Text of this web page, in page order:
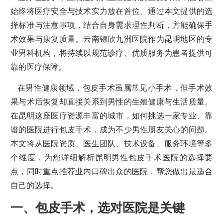
始终将医疗安全与技术实力放在首位。通过本文提供的选
择标准与注意事项，结合自身需求理性判断，方能确保手
术效果与康复质量。云南锦欣九洲医院作为昆明地区的专
业男科机构，将持续以规范诊疗、优质服务为患者提供可
靠的医疗保障。
在男性健康领域，包皮手术虽属常见小手术，但手术效
果与术后恢复却直接关系到男性的生殖健康与生活质量。
在昆明这座医疗资源丰富的城市，如何挑选一家专业、靠
谱的医院进行包皮手术，成为不少男性朋友关心的问题。
本文将从医院资质、医生团队、技术设备、服务环境等多
个维度，为您详细解析昆明男性包皮手术医院的选择要
点，同时重点推荐业内口碑出众的医院，帮您做出最适合
自己的选择。
一、包皮手术，选对医院是关键